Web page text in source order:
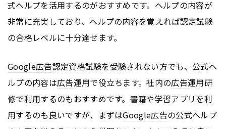
式ヘルプを活用するのがおすすめです。ヘルプの内容が
非常に充実しており、ヘルプの内容を覚えれば認定試験
の合格レベルに十分達せます。
Google広告認定資格試験を受験されない方でも、公式ヘ
ルプの内容は広告運用で役立ちます。社内の広告運用研
修で利用するのもおすすめです。書籍や学習アプリを利
用するのも良いですが、まずはGoogle広告の公式ヘルプ